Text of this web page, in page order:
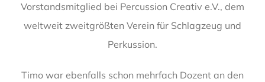
Vorstandsmitglied bei Percussion Creativ e.V., dem
weltweit zweitgrößten Verein für Schlagzeug und
Perkussion.
Timo war ebenfalls schon mehrfach Dozent an den